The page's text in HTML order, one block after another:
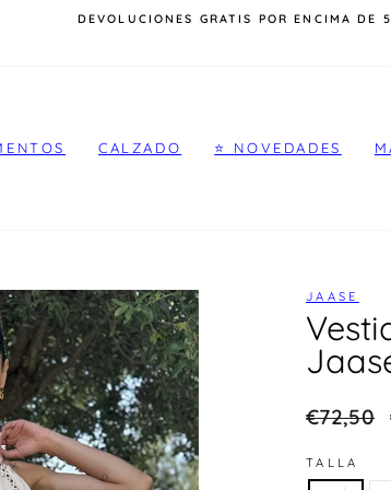
DEVOLUCIONES GRATIS POR ENCIMA DE
CALZADO ⭐️ NOVEDADES
JAASE
Precio
habitual
€72,50
TALLA